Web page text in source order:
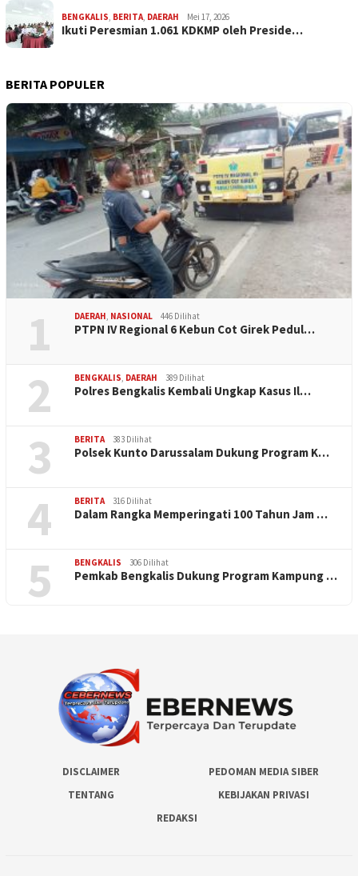
BENGKALIS BERITA DAERAH Mei 17, 2026
Ikuti Peresmian 1.061 KDKMP oleh Preside…
BERITA POPULER
1 DAERAH, NASIONAL 446 Dilihat
PTPN IV Regional 6 Kebun Cot Girek Pedul…
2 BENGKALIS, DAERAH 389 Dilihat
Polres Bengkalis Kembali Ungkap Kasus Il…
3 BERITA 383 Dilihat
Polsek Kunto Darussalam Dukung Program K…
4 BERITA 316 Dilihat
Dalam Rangka Memperingati 100 Tahun Jam …
5 BENGKALIS 306 Dilihat
Pemkab Bengkalis Dukung Program Kampung …
DISCLAIMER
PEDOMAN MEDIA SIBER
TENTANG
KEBIJAKAN PRIVASI
REDAKSI